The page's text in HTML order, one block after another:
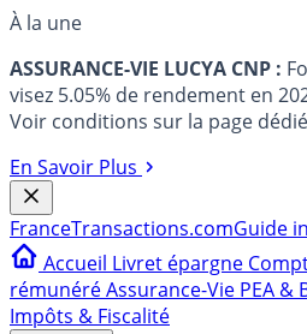
À la une
ASSURANCE-VIE LUCYA CNP :
visez 5.05% de rendement en
Voir conditions sur la page
En Savoir Plus
FranceTransactions.comGuide
Accueil Livret épargne
rémunéréAssurance-Vie PEA &
Impôts & Fiscalité